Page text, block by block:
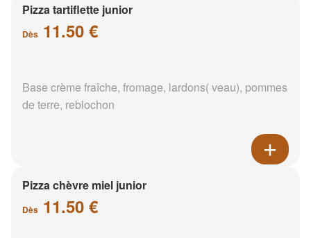
Pizza tartiflette junior
Dès 11.50 €
Base crème fraîche, fromage, lardons( veau), pommes
de terre, reblochon
Pizza chèvre miel junior
Dès 11.50 €